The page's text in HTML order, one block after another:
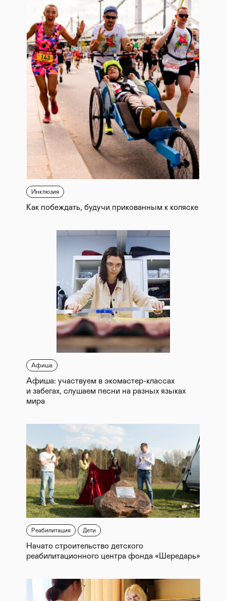
Инклюзия
Как побеждать, будучи прикованным к коляске
Афиша
Афиша: участвуем в экомастер-классах
и забегах, слушаем песни на разных языках
мира
Реабилитация Дети
Начато строительство детского
реабилитационного центра фонда «Шередарь»